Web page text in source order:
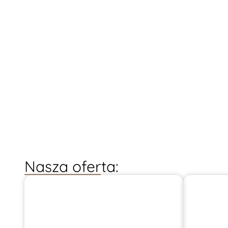
Nasza oferta: